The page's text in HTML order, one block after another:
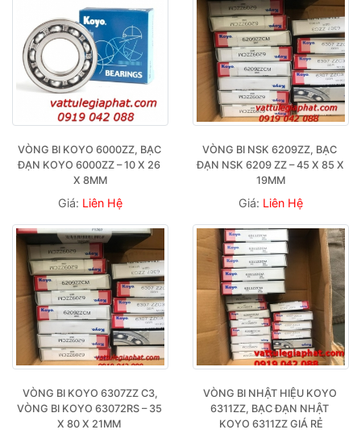
VÒNG BI KOYO 6000ZZ, BẠC
ĐẠN KOYO 6000ZZ – 10 X 26
X 8MM
Giá: Liên Hệ
VÒNG BI NSK 6209ZZ, BẠC
ĐẠN NSK 6209 ZZ – 45 X 85 X
19MM
Giá: Liên Hệ
VÒNG BI KOYO 63072RS – 35
X 80 X 21MM
VÒNG BI NHẬT HIỆU KOYO
6311ZZ, BẠC ĐẠN NHẬT
KOYO 6311ZZ GIÁ RẺ